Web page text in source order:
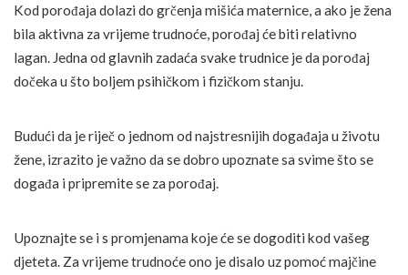
Kod porođaja dolazi do grčenja mišića maternice, a ako je žena
bila aktivna za vrijeme trudnoće, porođaj će biti relativno
lagan. Jedna od glavnih zadaća svake trudnice je da porođaj
dočeka u što boljem psihičkom i fizičkom stanju.
Budući da je riječ o jednom od najstresnijih događaja u životu
žene, izrazito je važno da se dobro upoznate sa svime što se
događa i pripremite se za porođaj.
Upoznajte se i s promjenama koje će se dogoditi kod vašeg
djeteta. Za vrijeme trudnoće ono je disalo uz pomoć majčine